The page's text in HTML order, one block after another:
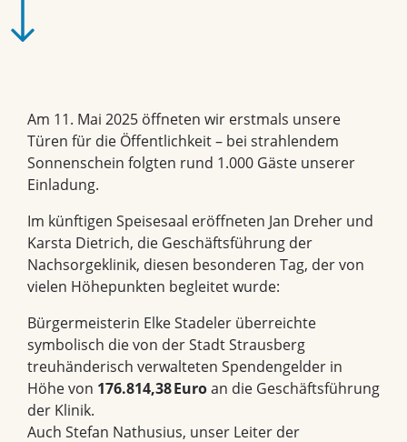
Am 11. Mai 2025 öffneten wir erstmals unsere
Türen für die Öffentlichkeit – bei strahlendem
Sonnenschein folgten rund 1.000 Gäste unserer
Einladung.
Im künftigen Speisesaal eröffneten Jan Dreher und
Karsta Dietrich, die Geschäftsführung der
Nachsorgeklinik, diesen besonderen Tag, der von
vielen Höhepunkten begleitet wurde:
Bürgermeisterin Elke Stadeler überreichte
symbolisch die von der Stadt Strausberg
treuhänderisch verwalteten Spendengelder in
Höhe von 176.814,38 Euroan die Geschäftsführung
der Klinik.
Auch Stefan Nathusius, unser Leiter der